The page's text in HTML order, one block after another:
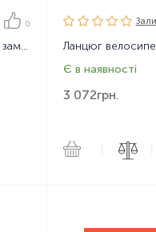
0
Ланцюг велосипедний KMC X10EL з замком, 116 ланок, 10 зірок
Є в наявності
3 072грн.